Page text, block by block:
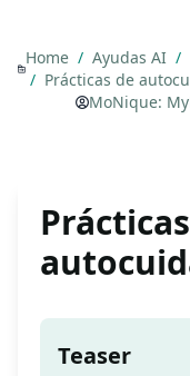
Home / Ayudas AI /
/ Prácticas de
MoNique:
Teaser